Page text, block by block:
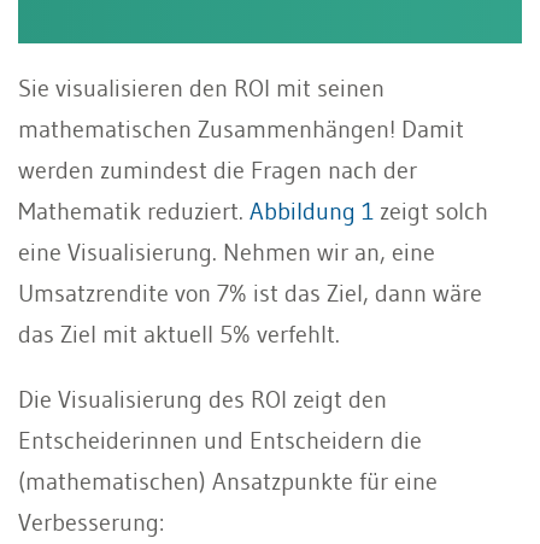
Sie visualisieren den ROI mit seinen
mathematischen Zusammenhängen! Damit
werden zumindest die Fragen nach der
Mathematik reduziert. Abbildung 1 zeigt solch
eine Visualisierung. Nehmen wir an, eine
Umsatzrendite von 7% ist das Ziel, dann wäre
das Ziel mit aktuell 5% verfehlt.
Die Visualisierung des ROI zeigt den
Entscheiderinnen und Entscheidern die
(mathematischen) Ansatzpunkte für eine
Verbesserung: